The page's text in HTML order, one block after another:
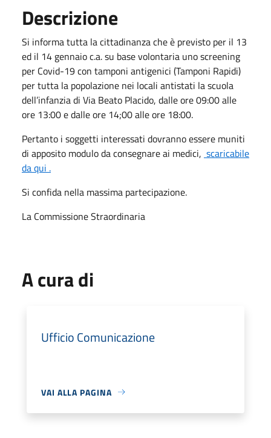
Descrizione
Si informa tutta la cittadinanza che è previsto per il 13
ed il 14 gennaio c.a. su base volontaria uno screening
per Covid-19 con tamponi antigenici (Tamponi Rapidi)
per tutta la popolazione nei locali antistati la scuola
dell’infanzia di Via Beato Placido, dalle ore 09:00 alle
ore 13:00 e dalle ore 14;00 alle ore 18:00.
Pertanto i soggetti interessati dovranno essere muniti
di apposito modulo da consegnare ai medici, scaricabile
da qui .
Si confida nella massima partecipazione.
La Commissione Straordinaria
A cura di
Ufficio Comunicazione
VAI ALLA PAGINA